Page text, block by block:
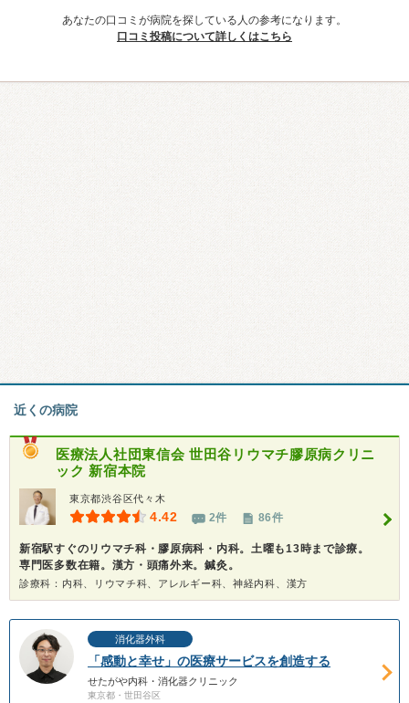
あなたの口コミが病院を探している人の参考になります。
口コミ投稿について詳しくはこちら
近くの病院
医療法人社団東信会 世田谷リウマチ膠原病クリニ
ック 新宿本院
東京都渋谷区代々木
4.42 2件 86件
新宿駅すぐのリウマチ科・膠原病科・内科。土曜も13時まで診療。
専門医多数在籍。漢方・頭痛外来。鍼灸。
診療科：内科、リウマチ科、アレルギー科、神経内科、漢方
消化器外科
「感動と幸せ」の医療サービスを創造する
せたがや内科・消化器クリニック
東京都・世田谷区